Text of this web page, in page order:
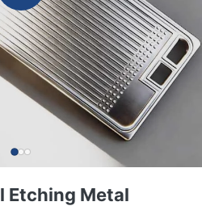
Etching Metal